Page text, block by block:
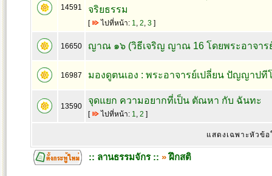
14591
จริยธรรม
[ ไปที่หน้า: 1, 2, 3]
16650 ญาณ ๑๖ (วิธีเจริญ ญาณ 16 โดยพระอาจาร
16987 มองดูตนเอง : พระอาจารย์เปลี่ยน ปัญญาปที
13590
จุดแยก ความอยากที่เป็น ตัณหา กับ ฉันทะ
[ ไปที่หน้า: 1, 2 ]
แสดงเฉพาะหัวข้อ
:: ลานธรรมจักร :: »ฝึกสติ